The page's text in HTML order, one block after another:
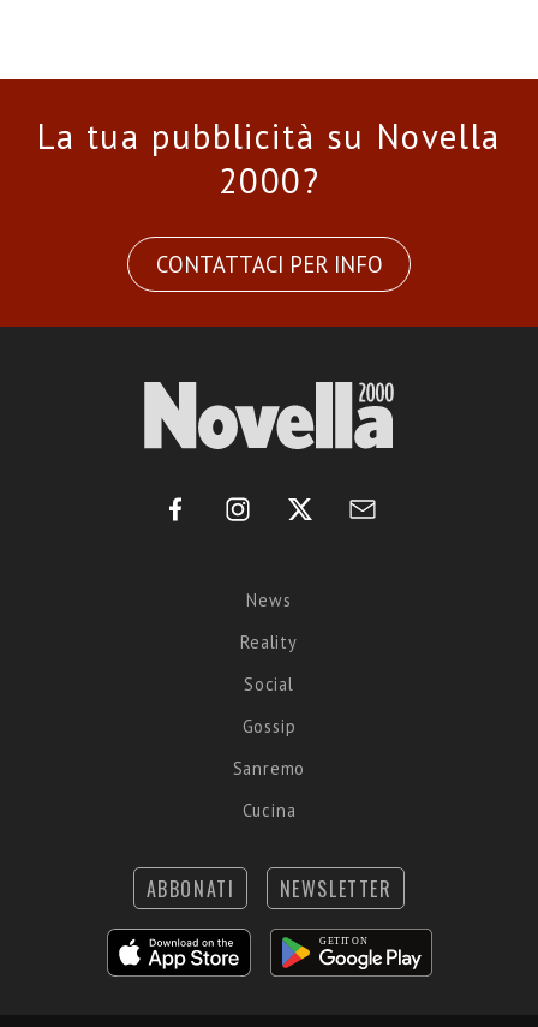
La tua pubblicità su Novella
2000?
CONTATTACI PER INFO
News
Reality
Social
Gossip
Sanremo
Cucina
ABBONATI NEWSLETTER